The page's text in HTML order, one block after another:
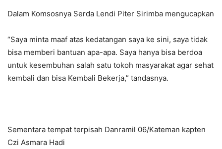
Dalam Komsosnya Serda Lendi Piter Sirimba mengucapkan
“Saya minta maaf atas kedatangan saya ke sini, saya tidak
bisa memberi bantuan apa-apa. Saya hanya bisa berdoa
untuk kesembuhan salah satu tokoh masyarakat agar sehat
kembali dan bisa Kembali Bekerja,” tandasnya.
Sementara tempat terpisah Danramil 06/Kateman kapten
Czi Asmara Hadi